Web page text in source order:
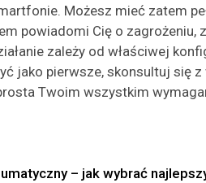
Możesz mieć zatem
powiadomi Cię o zagrożeniu,
zależy od właściwej
jako pierwsze, skonsultuj się z
Twoim wszystkim
– jak wybrać